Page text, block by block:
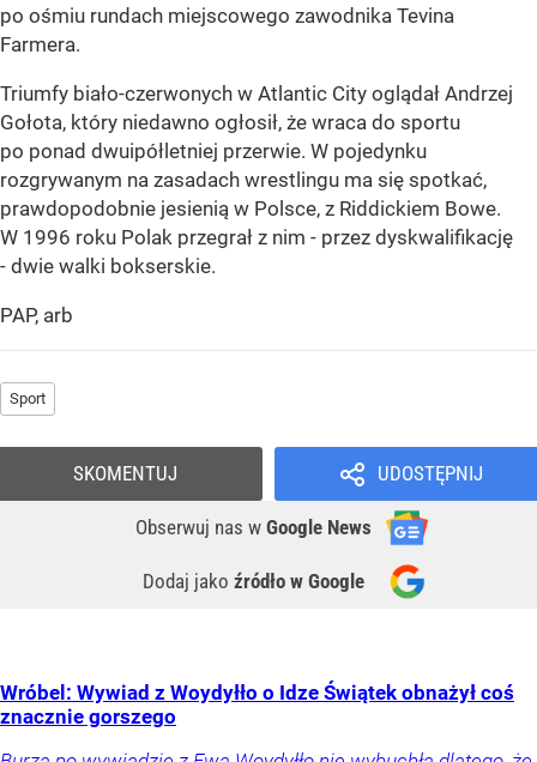
po ośmiu rundach miejscowego zawodnika Tevina
Farmera.
Triumfy biało-czerwonych w Atlantic City oglądał Andrzej
Gołota, który niedawno ogłosił, że wraca do sportu
po ponad dwuipółletniej przerwie. W pojedynku
rozgrywanym na zasadach wrestlingu ma się spotkać,
prawdopodobnie jesienią w Polsce, z Riddickiem Bowe.
W 1996 roku Polak przegrał z nim - przez dyskwalifikację
- dwie walki bokserskie.
PAP, arb
Sport
UDOSTĘPNIJ
Obserwuj nas w Google News
Dodaj jako źródło w Google
SKOMENTUJ
Wróbel: Wywiad z Woydyłło o Idze Świątek obnażył coś
znacznie gorszego